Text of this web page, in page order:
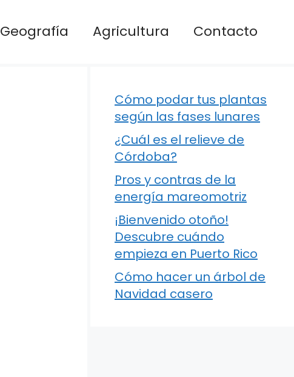
Geografía Agricultura Contacto
Cómo podar tus plantas
según las fases lunares
¿Cuál es el relieve de
Córdoba?
Pros y contras de la
energía mareomotriz
¡Bienvenido otoño!
Descubre cuándo
empieza en Puerto Rico
Cómo hacer un árbol de
Navidad casero